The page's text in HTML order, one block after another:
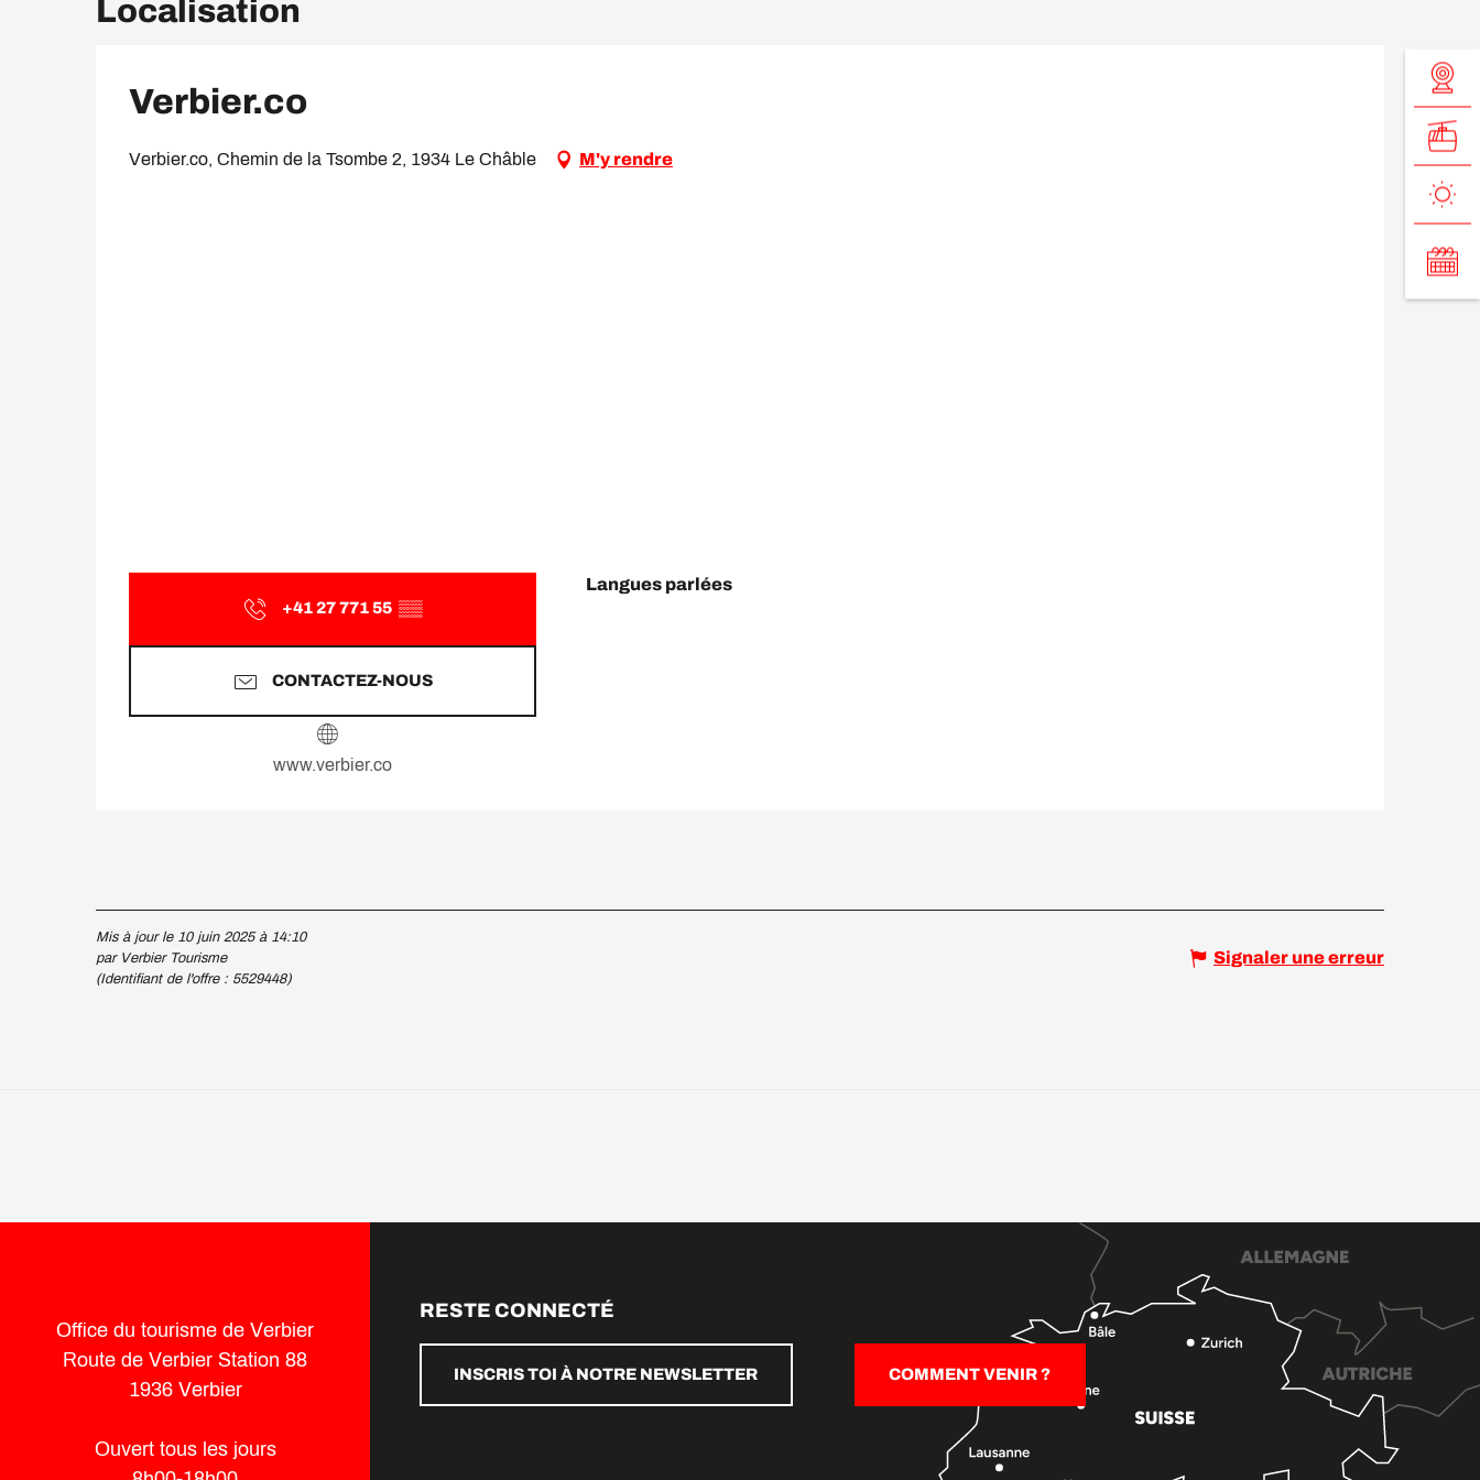
Localisation
Verbier.co
Verbier.co, Chemin de la Tsombe 2, 1934 Le Châble M'y rendre
+41 27 771 55 ▒▒
CONTACTEZ-NOUS
www.verbier.co
Langues parlées
Langues parlées
Mis à jour le 10 juin 2025 à 14:10
par Verbier Tourisme
(Identifiant de l'offre : 5529448)
Signaler une erreur
Office du tourisme de Verbier
Route de Verbier Station 88
1936 Verbier
Ouvert tous les jours
RESTE CONNECTÉ
INSCRIS TOI À NOTRE NEWSLETTER COMMENT VENIR ?